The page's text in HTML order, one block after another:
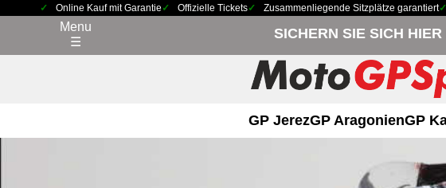
Online Kauf mit Garantie Offizielle Tickets Zusammenliegende Sitzplätze garantiert
Menu
☰
SICHERN SIE SICH
GP JerezGP AragonienGP